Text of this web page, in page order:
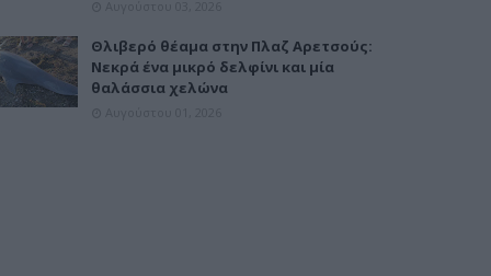
Θλιβερό θέαμα στην Πλαζ Αρετσούς:
Νεκρά ένα μικρό δελφίνι και μία
θαλάσσια χελώνα